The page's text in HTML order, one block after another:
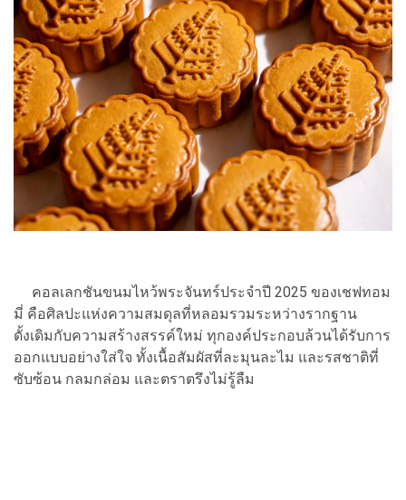
คอลเลกชันขนมไหว้พระจันทร์ประจำปี 2025 ของเชฟทอม
มี่ คือศิลปะแห่งความสมดุลที่หลอมรวมระหว่างรากฐาน
ดั้งเดิมกับความสร้างสรรค์ใหม่ ทุกองค์ประกอบล้วนได้รับการ
ออกแบบอย่างใส่ใจ ทั้งเนื้อสัมผัสที่ละมุนละไม และรสชาติที่
ซับซ้อน กลมกล่อม และตราตรึงไม่รู้ลืม